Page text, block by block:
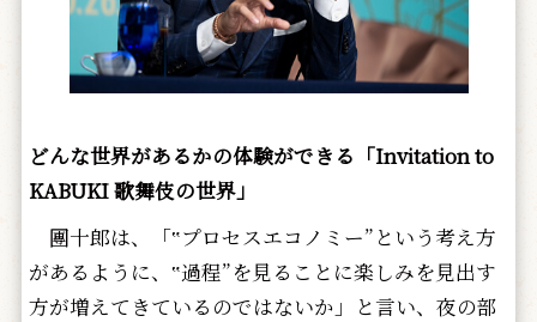
どんな世界があるかの体験ができる「Invitation to
KABUKI 歌舞伎の世界」
團十郎は、「‟プロセスエコノミー”という考え方
があるように、‟過程”を見ることに楽しみを見出す
方が増えてきているのではないか」と言い、夜の部